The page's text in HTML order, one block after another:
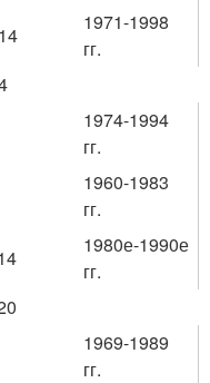
1971-1998
гг.
1974-1994
гг.
1960-1983
гг.
1980е-1990е
гг.
1969-1989
гг.